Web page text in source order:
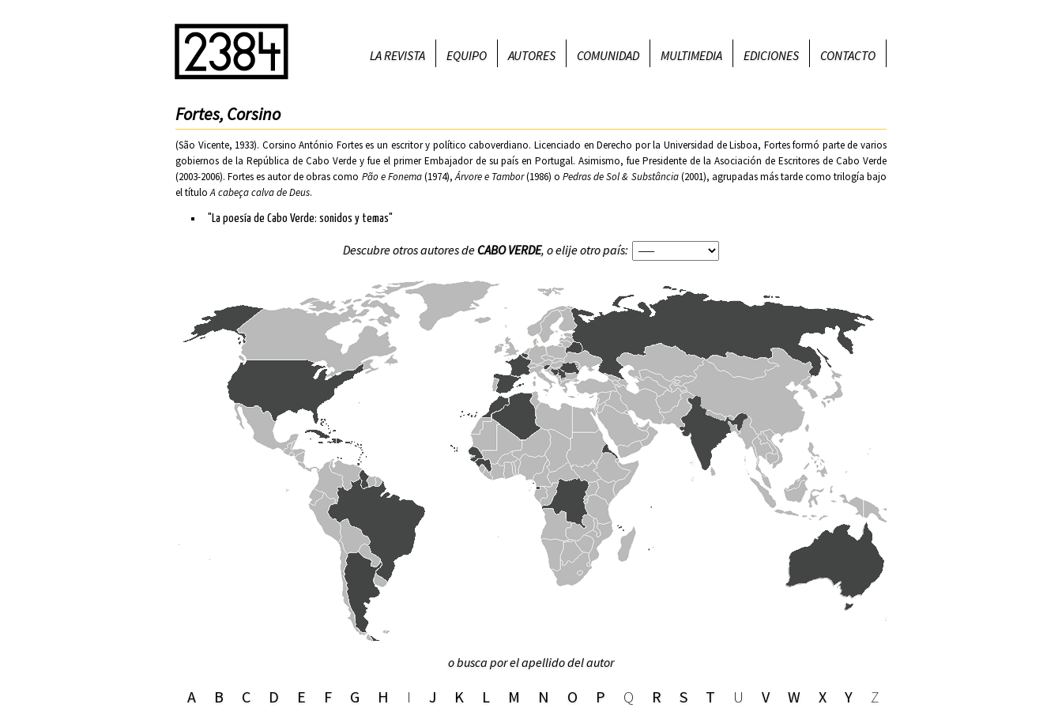
LA REVISTA EQUIPO AUTORES COMUNIDAD MULTIMEDIA EDICIONES CONTACTO
Fortes, Corsino
(São Vicente, 1933). Corsino António Fortes es un escritor y político caboverdiano. Licenciado en Derecho por la Universidad de Lisboa, Fortes formó parte de varios
gobiernos de la República de Cabo Verde y fue el primer Embajador de su país en Portugal. Asimismo, fue Presidente de la Asociación de Escritores de Cabo Verde
(2003-2006). Fortes es autor de obras como Pão e Fonema(1974),Árvore e Tambor(1986) oPedras de Sol & Substância(2001), agrupadas más tarde como trilogía bajo
el títuloA cabeça calva de Deus.
"La poesía de Cabo Verde: sonidos y temas"
Descubre otros autores deCABO VERDE, o elije otro país:
o busca por el apellido del autor
A B C D E F G H I J K L M N O P Q R S T U V W X Y Z